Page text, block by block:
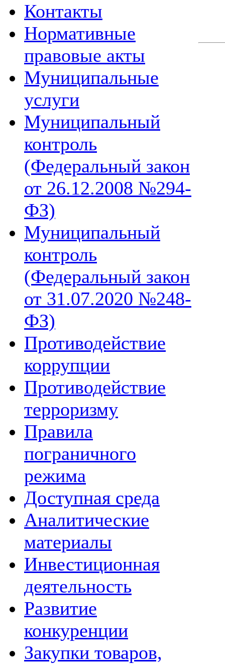
Контакты
Нормативные
правовые акты
Муниципальные
услуги
Муниципальный
контроль
(Федеральный закон
от 26.12.2008 №294-
ФЗ)
Муниципальный
контроль
(Федеральный закон
от 31.07.2020 №248-
ФЗ)
Противодействие
коррупции
Противодействие
терроризму
Правила
пограничного
режима
Доступная среда
Аналитические
материалы
Инвестиционная
деятельность
Развитие
конкуренции
Закупки товаров,